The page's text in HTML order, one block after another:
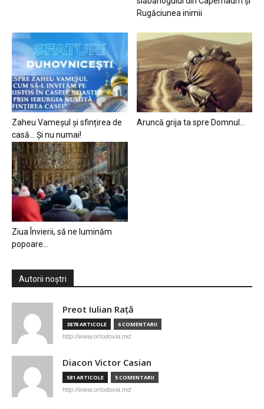
Rugăciunea inimii
Zaheu Vameșul și sfințirea de
casă… Și nu numai!
Aruncă grija ta spre Domnul…
Ziua Învierii, să ne luminăm
popoare…
Autorii noștri
Preot Iulian Raţă
3878 ARTICOLE 6 COMENTARII
http://www.ortodoxia.md
Diacon Victor Casian
581 ARTICOLE 5 COMENTARII
http://www.ortodoxia.md